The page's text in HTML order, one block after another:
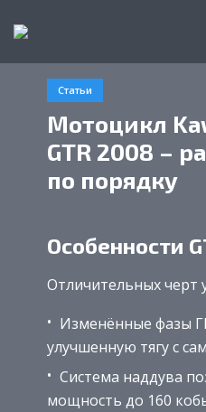
Статьи
Мотоцикл
GTR 2008 –
по порядку
Особенности
Отличительных черт
Изменённые фазы
улучшенную тягу с
Система наддува
мощность до 160